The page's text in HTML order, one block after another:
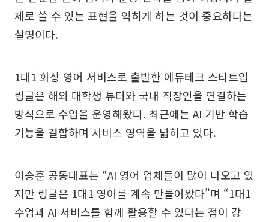
제로 쓸 수 있는 표현을 익히게 하는 것이 중요하다는
설명이다.
1대1 화상 영어 서비스로 출발한 에듀테크 스타트업
링글은 해외 대학생 튜터와 국내 직장인을 연결하는
방식으로 수업을 운영해왔다. 최근에는 AI 기반 학습
기능을 결합하며 서비스 영역을 넓히고 있다.
이승훈 공동대표는 “AI 영어 업체들이 많이 나오고 있
지만 링글은 1대1 영어를 계속 만들어왔다”며 “1대1
수업과 AI 서비스를 함께 활용할 수 있다는 점이 강